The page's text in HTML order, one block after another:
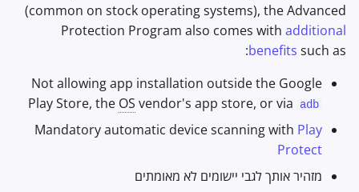
(common on stock operating systems), the Advanced
Protection Program also comes with additional
benefits such as:
Not allowing app installation outside the Google
Play Store, the OS vendor's app store, or via adb
Mandatory automatic device scanning with Play
Protect
מזהיר אותך לגבי יישומים לא מאומתים